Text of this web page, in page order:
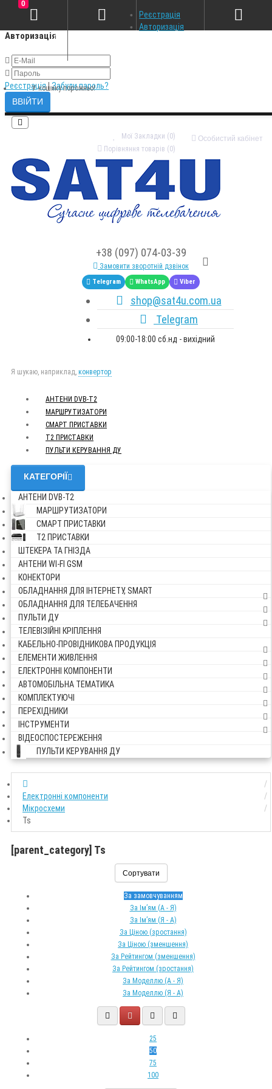
Авторизація
Реєстрація|Забули пароль?
Особистий кабінет
Мої Закладки (0)
Порівняння товарів (0)
+38 (097) 074-03-39
Замовити зворотній дзвінок
Telegram WhatsApp Viber
shop@sat4u.com.ua
Telegram
09:00-18:00 сб.нд - вихідний
Я шукаю, наприклад, конвертор
Реєстрація
Авторизація
0
У кошику порожньо!
АНТЕНИ DVB-Т2
МАРШРУТИЗАТОРИ
СМАРТ ПРИСТАВКИ
Т2 ПРИСТАВКИ
ПУЛЬТИ КЕРУВАННЯ ДУ
КАТЕГОРІЇ
АНТЕНИ DVB-Т2
МАРШРУТИЗАТОРИ
СМАРТ ПРИСТАВКИ
Т2 ПРИСТАВКИ
ШТЕКЕРА ТА ГНІЗДА
АНТЕНИ WI-FI GSM
КОНЕКТОРИ
ОБЛАДНАННЯ ДЛЯ ІНТЕРНЕТУ, SMART
ОБЛАДНАННЯ ДЛЯ ТЕЛЕБАЧЕННЯ
ПУЛЬТИ ДУ
ТЕЛЕВІЗІЙНІ КРІПЛЕННЯ
КАБЕЛЬНО-ПРОВІДНИКОВА ПРОДУКЦІЯ
ЕЛЕМЕНТИ ЖИВЛЕННЯ
ЕЛЕКТРОННІ КОМПОНЕНТИ
АВТОМОБІЛЬНА ТЕМАТИКА
КОМПЛЕКТУЮЧІ
ПЕРЕХІДНИКИ
ІНСТРУМЕНТИ
ВІДЕОСПОСТЕРЕЖЕННЯ
ПУЛЬТИ КЕРУВАННЯ ДУ
Електронні компоненти
Мікросхеми
Ts
[parent_category] Ts
Сортувати
За замовчуванням
За Ім’ям (A - Я)
За Ім’ям (Я - A)
За Ціною (зростання)
За Ціною (зменшення)
За Рейтингом (зменшення)
За Рейтингом (зростання)
За Моделлю (A - Я)
За Моделлю (Я - A)
25
50
75
100